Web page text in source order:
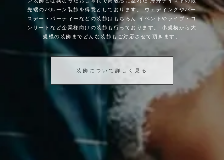
先端のバルーン装飾を得意としております。
ウェディングやバー
スデー・パーティーなどの装飾はもちろん
イベントやライブ・コ
ンサートなど企業様向けの装飾も行っております。
小規模から大
規模の装飾までどんな装飾もご対応させて頂きます。
装飾について詳しく見る